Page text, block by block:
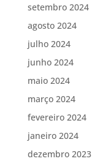
setembro 2024
agosto 2024
julho 2024
junho 2024
maio 2024
março 2024
fevereiro 2024
janeiro 2024
dezembro 2023